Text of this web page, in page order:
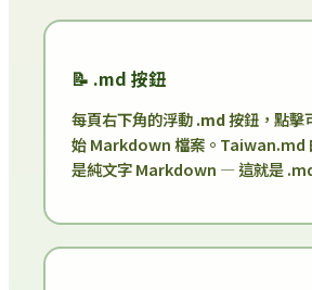
📝 .md 按鈕
每頁右下角的浮動.md按鈕，點擊
始 Markdown 檔案。Taiwan.md
是純文字 Markdown — 這就是